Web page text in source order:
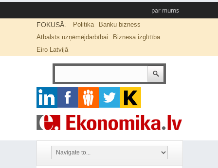
par mums
FOKUSĀ: Politika
Banku bizness
Atbalsts uzņēmējdarbībai
Biznesa izglītība
Eiro Latvijā